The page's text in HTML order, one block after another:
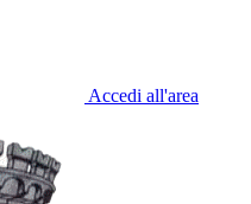
Accedi all'area